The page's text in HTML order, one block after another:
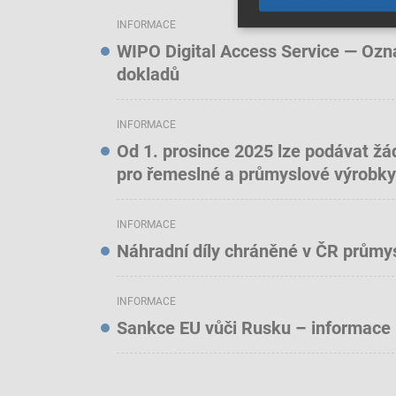
INFORMACE
WIPO Digital Access Service —
dokladů
INFORMACE
Od 1. prosince 2025 lze podávat
pro řemeslné a průmyslové výrobky
INFORMACE
Náhradní díly chráněné v ČR
INFORMACE
Sankce EU vůči Rusku –